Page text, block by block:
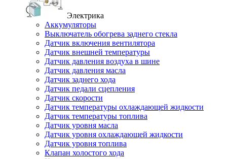
Электрика
Аккумуляторы
Выключатель обогрева заднего стекла
Датчик включения вентилятора
Датчик внешней температуры
Датчик давления воздуха в шине
Датчик давления масла
Датчик заднего хода
Датчик педали сцепления
Датчик скорости
Датчик температуры охлаждающей жидкости
Датчик температуры топлива
Датчик уровня масла
Датчик уровня охлаждающей жидкости
Датчик уровня топлива
Клапан холостого хода